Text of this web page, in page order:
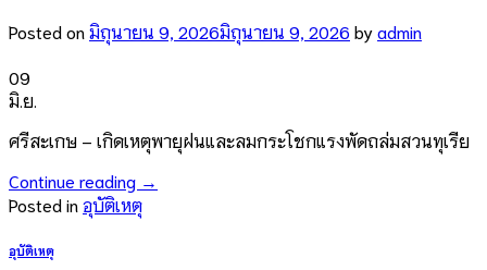
Posted onมิถุนายน 9, 2026มิถุนายน 9, 2026 byadmin
09
มิ.ย.
ศรีสะเกษ – เกิดเหตุพายุฝนและลมกระโชกแรงพัดถล่มสวนทุเรีย
Continue reading →
Posted inอุบัติเหตุ
อุบัติเหตุ